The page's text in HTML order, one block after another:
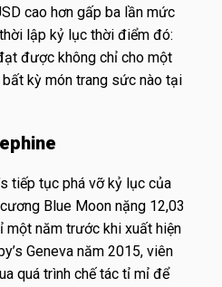
cao hơn gấp ba lần mức
lập kỷ lục thời điểm đó:
được không chỉ cho một
kỳ món trang sức nào tại
tiếp tục phá vỡ kỷ lục của
Blue Moon nặng 12,03
một năm trước khi xuất hiện
Geneva năm 2015, viên
quá trình chế tác tỉ mỉ để